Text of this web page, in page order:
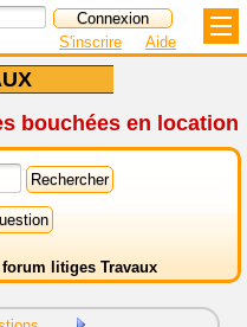
S'inscrire Aide
bouchées en location
forum litiges Travaux